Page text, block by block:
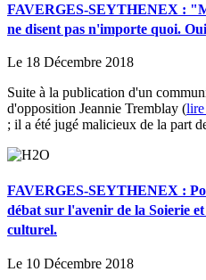
FAVERGES-SEYTHENEX :
ne disent pas n'importe quoi.
Le 18 Décembre 2018
Suite à la publication d'un
d'opposition Jeannie Tremblay (
; il a été jugé malicieux de la part
FAVERGES-SEYTHENEX :
débat sur l'avenir de la Soierie
culturel.
Le 10 Décembre 2018